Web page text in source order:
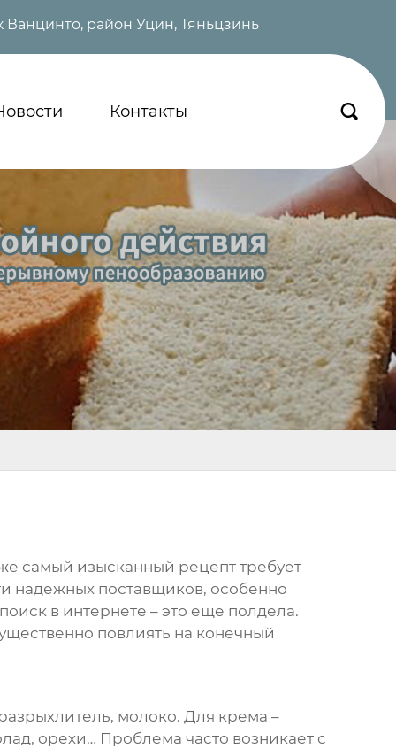
район Уцин, Тяньцзинь
Контакты 
самый изысканный рецепт требует
надежных поставщиков, особенно
в интернете – это еще полдела.
повлиять на конечный
молоко. Для крема –
орехи… Проблема часто возникает с